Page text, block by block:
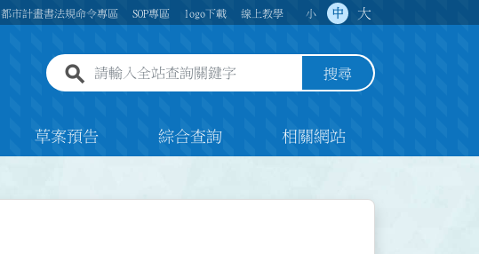
都市計畫書法規命令專區 SOP專區 logo下載 線上教學 小 中 大
全站查詢關鍵字欄位 搜尋
草案預告 綜合查詢 相關網站